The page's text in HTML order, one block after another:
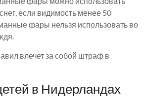
если видимость менее 50
фары нельзя использовать во
влечет за собой штраф в
в Нидерландах